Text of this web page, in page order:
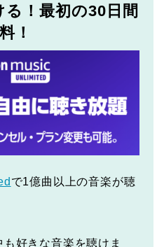
る！最初の30日間
！
で1億曲以上の音楽が聴
好きな音楽を聴けま